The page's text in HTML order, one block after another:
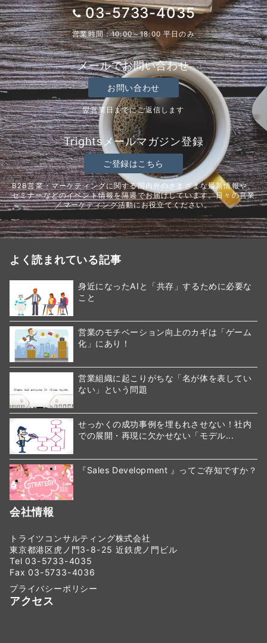
03-5733-4035
営業時間：10:00～18:00 平日のみ
メールでお問い合わせ
お問い合わせ
翌営業日までにご返信します
Trightsメールマガジン登録
ご登録はこちら
B2B営業・マーケティングに関する国内外のさまざまな最新情報や、
セミナーなどのイベント情報を隔週でお届けしています。日々の営業
／マーケティング活動にお役立てください。
よく読まれている記事
身近になったAIと「共存」するために必要な
こと
営業のモチベーション向上のカギは「ゲーム
化」にあり！
営業組織に起こりがちな「名が体を表してい
ない」という問題
せっかくの成功事例を埋もれさせない！社内
での展開・再現に欠かせない「モデル...
『Sales Development 』ってご存知ですか？
会社情報
トライツコンサルティング株式会社
東京都港区虎ノ門3-8-25 近鉄虎ノ門ビル
Tel 03-5733-4035
Fax 03-5733-4036
プライバシーポリシー
アクセス